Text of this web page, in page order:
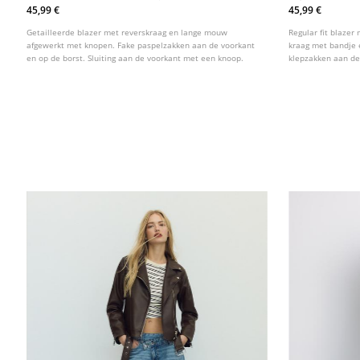
45,99 €
Getailleerde blazer met reverskraag en lange mouw
afgewerkt met knopen. Fake paspelzakken aan de voorkant
en op de borst. Sluiting aan de voorkant met een knoop.
45,99 €
Regular fit blazer
kraag met bandje
klepzakken aan